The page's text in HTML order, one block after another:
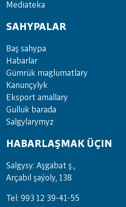
Media­teka
SAHYPALAR
Baş sahypa
Habarlar
Gümrük maglumatlary
Kanunçylyk
Eksport amallary
Gulluk barada
Salgylarymyz
HABARLAŞMAK ÜÇIN
Salgysy: Aşgabat ş.,
Arçabil şaýoly, 138
Tel: 993 12 39-41-55